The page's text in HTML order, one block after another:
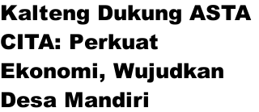
Kalteng Dukung ASTA
CITA: Perkuat
Ekonomi, Wujudkan
Desa Mandiri